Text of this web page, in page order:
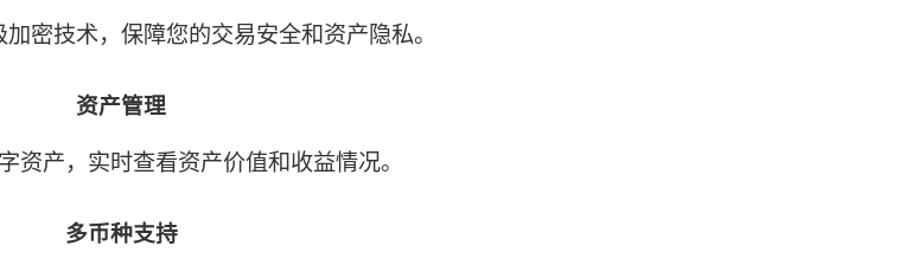
密技术，保障您的交易安全和资产隐私。
资产管理
资产，实时查看资产价值和收益情况。
多币种支持